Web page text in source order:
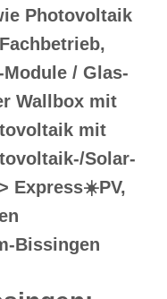
Photovoltaik
/ Glas-
Wallbox mit
mit
Solar-
Express☀️PV️,
Bissingen